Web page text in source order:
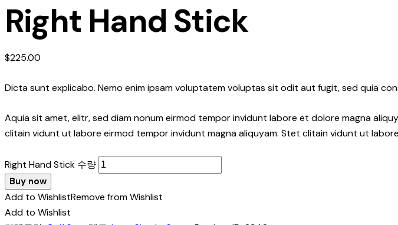
Right Hand Stick
$225.00
Dicta sunt explicabo. Nemo enim ipsam voluptatem voluptas sit odit aut fugit, sed quia
Aquia sit amet, elitr, sed diam nonum eirmod tempor invidunt labore et dolore magna
clitain vidunt ut labore eirmod tempor invidunt magna aliquyam. Stet clitain vidunt ut
Right Hand Stick 수량
Buy now
Add to WishlistRemove from Wishlist
Add to Wishlist